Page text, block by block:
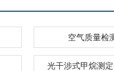
空气质量检
光干涉式甲烷测